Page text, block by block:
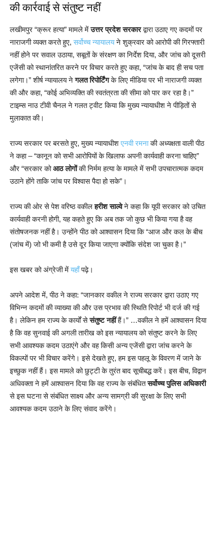
की कार्रवाई से संतुष्ट नहीं
लखीमपुर “क्रूर हत्या” मामले मेंउत्तर प्रदेश सरकारद्वारा उठाए गए कदमों पर
नाराजगी व्यक्त करते हुए,सर्वोच्च न्यायालयने शुक्रवार को आरोपी की गिरफ्तारी
नहीं होने पर सवाल उठाया, सबूतों के संरक्षण का निर्देश दिया, और जांच को दूसरी
एजेंसी को स्थानांतरित करने पर विचार करते हुए कहा, “जांच के बाद ही सच पता
लगेगा।” शीर्ष न्यायालय नेगलत रिपोर्टिंगके लिए मीडिया पर भी नाराजगी व्यक्त
की और कहा, “कोई अभिव्यक्ति की स्वतंत्रता की सीमा को पार कर रहा है।”
टाइम्स नाउ टीवी चैनल ने गलत ट्वीट किया कि मुख्य न्यायाधीश ने पीड़ितों से
मुलाकात की।
राज्य सरकार पर बरसते हुए, मुख्य न्यायाधीशएनवी रमनाकी अध्यक्षता वाली पीठ
ने कहा – “कानून को सभी आरोपियों के खिलाफ अपनी कार्यवाही करना चाहिए”
और “सरकार कोआठ लोगोंकी निर्मम हत्या के मामले में सभी उपचारात्मक कदम
उठाने होंगे ताकि जांच पर विश्वास पैदा हो सके”।
राज्य की ओर से पेश वरिष्ठ वकीलहरीश साल्वेने कहा कि यूपी सरकार को उचित
कार्यवाही करनी होगी, यह कहते हुए कि अब तक जो कुछ भी किया गया है वह
संतोषजनक नहीं है। उन्होंने पीठ को आश्वासन दिया कि “आज और कल के बीच
(जांच में) जो भी कमी है उसे दूर किया जाएगा क्योंकि संदेश जा चुका है।”
इस खबर को अंग्रेजी मेंयहाँपढ़े।
अपने आदेश में, पीठ ने कहा: “जानकार वकील ने राज्य सरकार द्वारा उठाए गए
विभिन्न कदमों की व्याख्या की और उस प्रभाव की स्थिति रिपोर्ट भी दर्ज की गई
है। लेकिन हम राज्य के कार्यों सेसंतुष्ट नहींहैं।” …वकील ने हमें आश्वासन दिया
है कि वह सुनवाई की अगली तारीख को इस न्यायालय को संतुष्ट करने के लिए
सभी आवश्यक कदम उठाएंगे और वह किसी अन्य एजेंसी द्वारा जांच करने के
विकल्पों पर भी विचार करेंगे। इसे देखते हुए, हम इस पहलू के विवरण में जाने के
इच्छुक नहीं हैं। इस मामले को छुट्टी के तुरंत बाद सूचीबद्ध करें। इस बीच, विद्वान
अधिवक्ता ने हमें आश्वासन दिया कि वह राज्य के संबंधितसर्वोच्च पुलिस अधिकारी
से इस घटना से संबंधित साक्ष्य और अन्य सामग्री की सुरक्षा के लिए सभी
आवश्यक कदम उठाने के लिए संवाद करेंगे।